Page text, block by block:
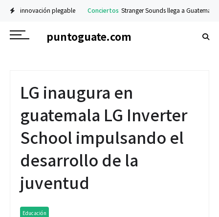
plegable Conciertos Stranger Sounds llega a Guatemala con
puntoguate.com
LG inaugura en
guatemala LG Inverter
School impulsando el
desarrollo de la
juventud
Educación